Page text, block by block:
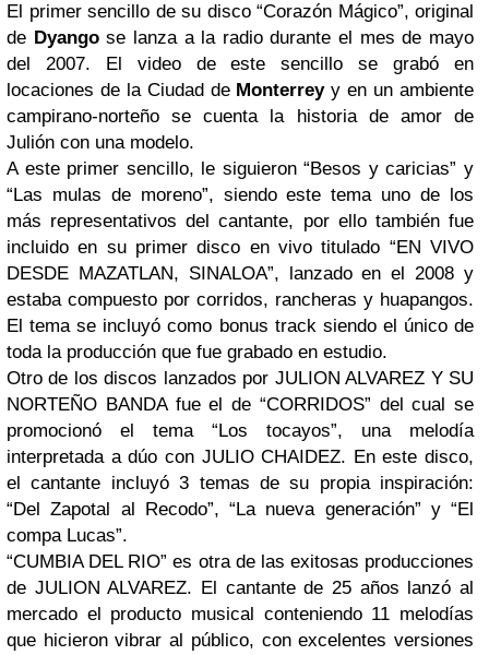
El primer sencillo de su disco “Corazón Mágico”, original
de Dyangose lanza a la radio durante el mes de mayo
del 2007. El video de este sencillo se grabó en
locaciones de la Ciudad de Monterreyy en un ambiente
campirano-norteño se cuenta la historia de amor de
Julión con una modelo.
A este primer sencillo, le siguieron “Besos y caricias” y
“Las mulas de moreno”, siendo este tema uno de los
más representativos del cantante, por ello también fue
incluido en su primer disco en vivo titulado “EN VIVO
DESDE MAZATLAN, SINALOA”, lanzado en el 2008 y
estaba compuesto por corridos, rancheras y huapangos.
El tema se incluyó como bonus track siendo el único de
toda la producción que fue grabado en estudio.
Otro de los discos lanzados por JULION ALVAREZ Y SU
NORTEÑO BANDA fue el de “CORRIDOS” del cual se
promocionó el tema “Los tocayos”, una melodía
interpretada a dúo con JULIO CHAIDEZ. En este disco,
el cantante incluyó 3 temas de su propia inspiración:
“Del Zapotal al Recodo”, “La nueva generación” y “El
compa Lucas”.
“CUMBIA DEL RIO” es otra de las exitosas producciones
de JULION ALVAREZ. El cantante de 25 años lanzó al
mercado el producto musical conteniendo 11 melodías
que hicieron vibrar al público, con excelentes versiones